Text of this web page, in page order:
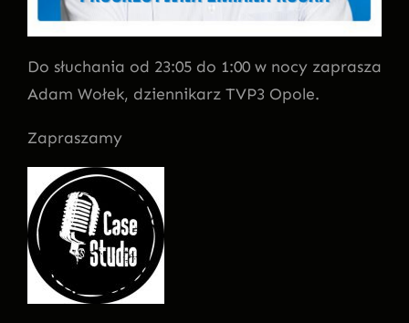
Do słuchania od 23:05 do 1:00 w nocy zaprasza
Adam Wołek, dziennikarz TVP3 Opole.
Zapraszamy